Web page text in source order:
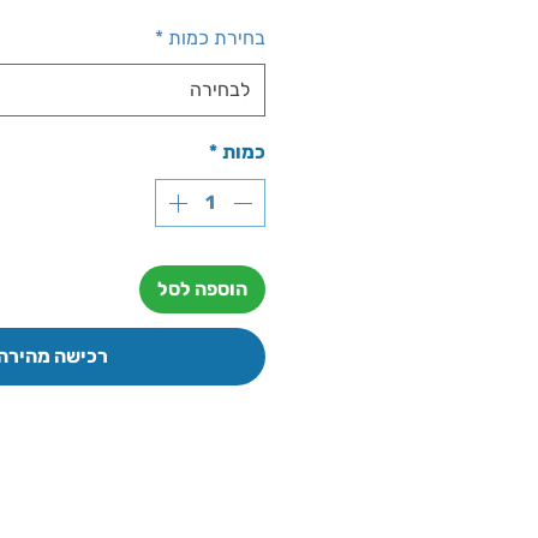
בחירת כמות *
לבחירה
כמות *
הוספה לסל
רכישה